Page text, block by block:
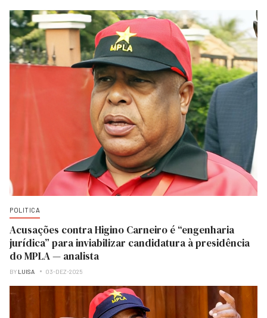
POLITICA
Acusações contra Higino Carneiro é “engenharia
jurídica” para inviabilizar candidatura à presidência
do MPLA — analista
BY LUISA 03-DEZ-2025